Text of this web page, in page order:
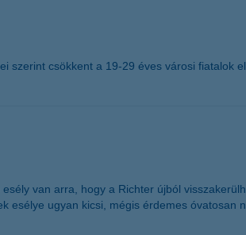
szerint csökkent a 19-29 éves városi fiatalok
van arra, hogy a Richter újból
ugyan kicsi, mégis érdemes óvatosan